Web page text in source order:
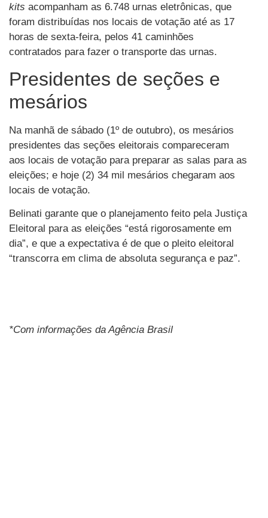
kits acompanham as 6.748 urnas eletrônicas, que
foram distribuídas nos locais de votação até as 17
horas de sexta-feira, pelos 41 caminhões
contratados para fazer o transporte das urnas.
Presidentes de seções e
mesários
Na manhã de sábado (1º de outubro), os mesários
presidentes das seções eleitorais compareceram
aos locais de votação para preparar as salas para as
eleições; e hoje (2) 34 mil mesários chegaram aos
locais de votação.
Belinati garante que o planejamento feito pela Justiça
Eleitoral para as eleições “está rigorosamente em
dia”, e que a expectativa é de que o pleito eleitoral
“transcorra em clima de absoluta segurança e paz”.
*Com informações da Agência Brasil